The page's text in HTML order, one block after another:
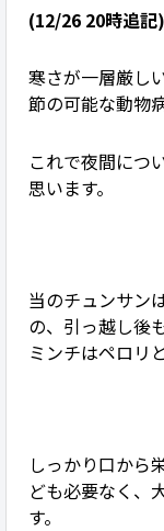
(12/26 20時追記)
寒さが一層厳し
節の可能な動物
これで夜間につ
思います。
当のチュンサン
の、引っ越し後
ミンチはペロリ
しっかり口から
ども必要なく、
す。